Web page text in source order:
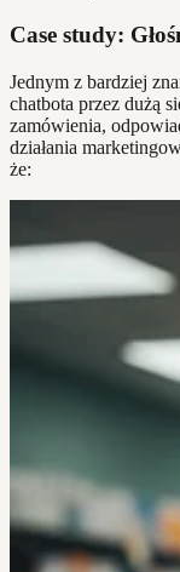
Case study:
Jednym z bardziej
chatbota przez dużą
zamówienia,
działania
że: